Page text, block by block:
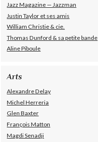
Jazz Magazine — Jazzman
Justin Taylor et ses amis
William Christie & cie.
Thomas Dunford & sa petite bande
Aline Piboule
Arts
Alexandre Delay
Michel Herreria
Glen Baxter
François Matton
Magdi Senadji